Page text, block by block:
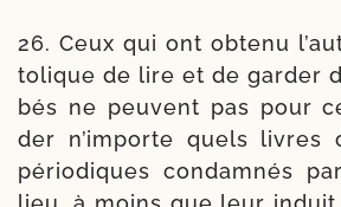
26. Ceux qui ont obte­nu
to­lique de lire et de gar­der
bés ne peuvent pas pour
der n’importe quels livres
pério­diques condam­nés